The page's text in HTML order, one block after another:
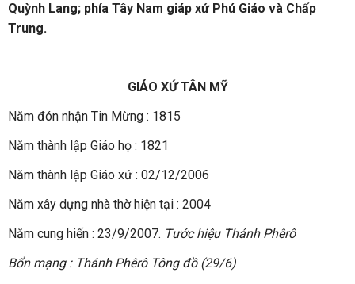
Quỳnh Lang; phía Tây Nam giáp xứ Phú Giáo và Chấp
Trung.
GIÁO XỨ TÂN MỸ
Năm đón nhận Tin Mừng : 1815
Năm thành lập Giáo họ : 1821
Năm thành lập Giáo xứ : 02/12/2006
Năm xây dựng nhà thờ hiện tại : 2004
Năm cung hiến : 23/9/2007. Tước hiệu Thánh Phêrô
Bổn mạng : Thánh Phêrô Tông đồ (29/6)